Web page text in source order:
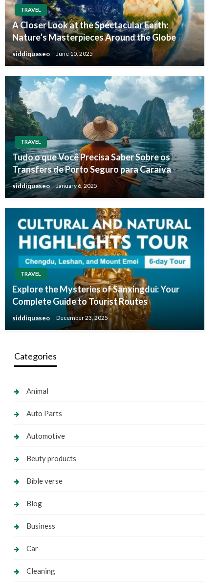
TRAVEL
A Closer Look at the Spectacular Earth:
Nature’s Masterpieces Around the Globe
siddiquaseo June 10, 2025
TRAVEL
Tudo o que Você Precisa Saber Sobre os
Transfers de Porto Seguro para Caraíva
siddiquaseo January 6, 2025
TRAVEL
Explore the Mysteries of Sanxingdui: Your
Complete Guide to Tourist Routes
siddiquaseo December 23, 2025
Categories
Animal
Auto Parts
Automotive
Beuty products
Bible verse
Blog
Business
Car
Cleaning